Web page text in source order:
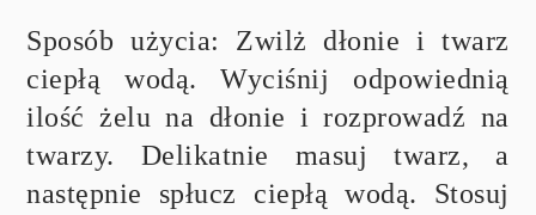
Sposób użycia: Zwilż dłonie i twarz
ciepłą wodą. Wyciśnij odpowiednią
ilość żelu na dłonie i rozprowadź na
twarzy. Delikatnie masuj twarz, a
następnie spłucz ciepłą wodą. Stosuj